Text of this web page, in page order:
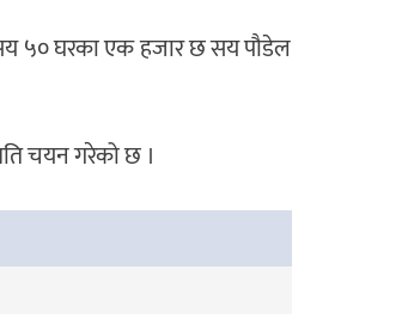
५० घरका एक हजार छ सय पौडेल
चयन गरेको छ ।